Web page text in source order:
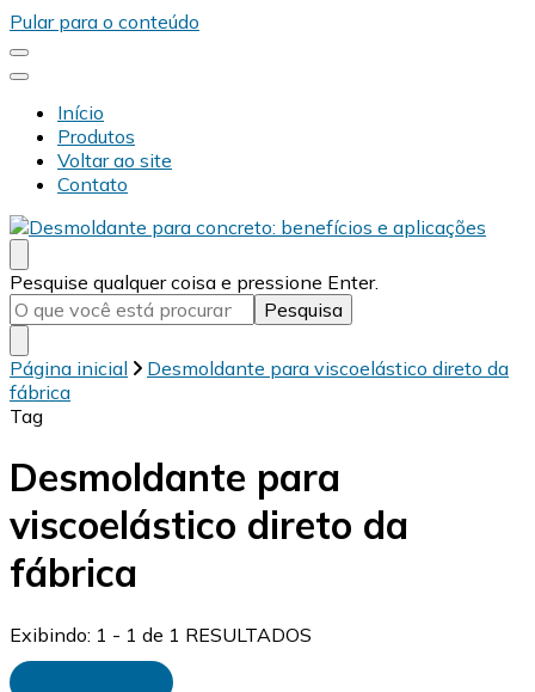
Pular para o conteúdo
Início
Produtos
Voltar ao site
Contato
Desmold
Blog Desmold
Procurando
algo?
Pesquise qualquer coisa e pressione Enter.
Página inicial
Desmoldante para viscoelástico direto da
fábrica
Tag
Desmoldante para
viscoelástico direto da
fábrica
Exibindo: 1 - 1 de 1 RESULTADOS